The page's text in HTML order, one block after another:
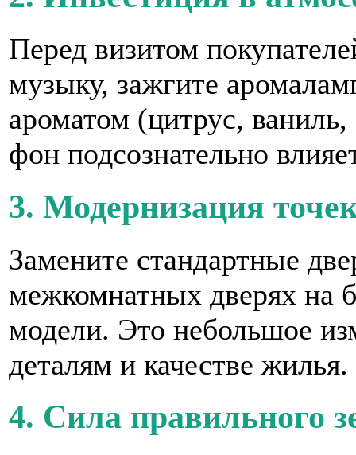
Перед визитом
музыку, зажгите
ароматом (цитрус,
фон подсознательно
3. Модернизация
Замените стандартные
межкомнатных дверях на
модели. Это небольшое
деталям и качестве жилья.
4. Сила правильного